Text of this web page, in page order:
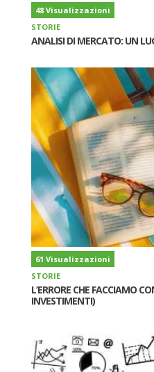
48 Visualizzazioni
STORIE
ANALISI DI MERCATO: UN
61 Visualizzazioni
STORIE
L’ERRORE CHE FACCIAMO
INVESTIMENTI)